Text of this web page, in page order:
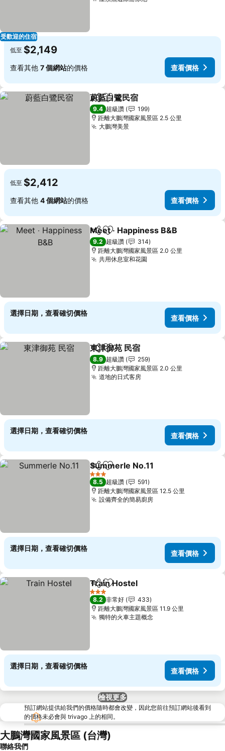
受歡迎的住宿
低至 $2,149
查看其他 7 個網站的價格 查看價格
分享 加入我的最愛
蔚藍白鷺民宿
9.4 超級讚
199
距離大鵬灣國家風景區 2.5 公里
大鵬灣美景查看價格
低至 $2,412
查看其他 4 個網站的價格 查看價格
分享 加入我的最愛
Meet ‧ Happiness B&B
9.2 超級讚
314
距離大鵬灣國家風景區 2.0 公里
共用休息室和花園
選擇日期，查看確切價格
查看價格
分享 加入我的最愛
東津御苑 民宿
8.9 超級讚
259
距離大鵬灣國家風景區 2.0 公里
道地的日式客房查看價格
選擇日期，查看確切價格
查看價格
分享 加入我的最愛
Summerle No.11
3 星級
8.5 超級讚
591
距離大鵬灣國家風景區 12.5 公里
設備齊全的簡易廚房查看價格
選擇日期，查看確切價格
查看價格
分享 加入我的最愛
Train Hostel
3 星級
8.2 非常好
433
距離大鵬灣國家風景區 11.9 公里
獨特的火車主題概念查看價格
選擇日期，查看確切價格
查看價格
檢視更多
預訂網站提供給我們的價格隨時都會改變，因此您前往預訂網站後看到
的價格未必會與 trivago 上的相同。
大鵬灣國家風景區 (台灣)
聯絡我們